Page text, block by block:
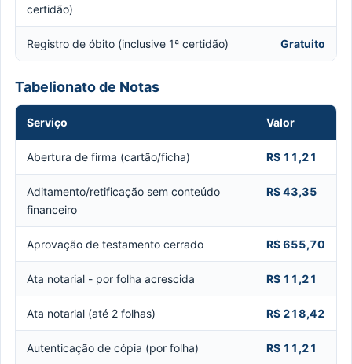
certidão)
Registro de óbito (inclusive 1ª certidão) Gratuito
Tabelionato de Notas
Serviço Valor
Abertura de firma (cartão/ficha) R$ 11,21
Aditamento/retificação sem conteúdo
financeiro
R$ 43,35
Aprovação de testamento cerrado R$ 655,70
Ata notarial - por folha acrescida R$ 11,21
Ata notarial (até 2 folhas) R$ 218,42
Autenticação de cópia (por folha) R$ 11,21